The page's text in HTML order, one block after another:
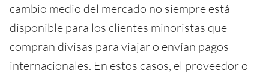
cambio medio del mercado no siempre está
disponible para los clientes minoristas que
compran divisas para viajar o envían pagos
internacionales. En estos casos, el proveedor o